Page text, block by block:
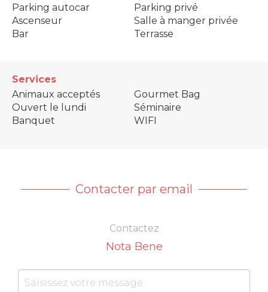
Parking autocar
Ascenseur
Bar
Parking privé
Salle à manger privée
Terrasse
Services
Animaux acceptés
Ouvert le lundi
Banquet
Gourmet Bag
Séminaire
WIFI
Contacter par email
Contactez
Nota Bene